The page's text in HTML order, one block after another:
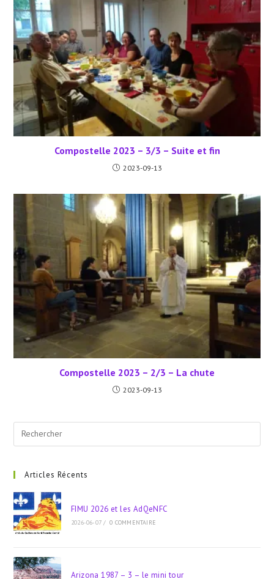
Compostelle 2023 – 3/3 – Suite et fin
2023-09-13
Compostelle 2023 – 2/3 – La chute
2023-09-13
Articles Récents
FIMU 2026 et les AdQeNFC
2026-06-07 / 0 COMMENTAIRE
Arizona 1987 – 3 – le mini tour